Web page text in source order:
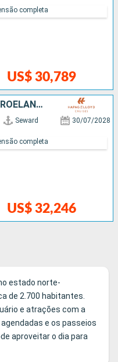
US$ 30,789
completa
ESTADOS UNIDOS, CANADÁ, GROELÂNDIA
Seward 30/07/2028
US$ 32,246
completa
estado norte-
de 2.700 habitantes.
e atrações com a
e os passeios
aproveitar o dia para